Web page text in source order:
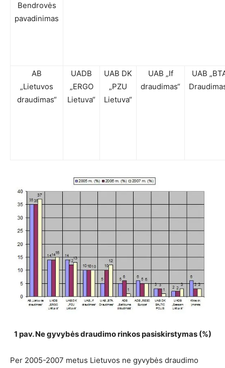
Bendrovės
pavadinimas
AB
„Lietuvos
draudimas“
UADB
„ERGO
Lietuva“
UAB DK
„PZU
Lietuva“
UAB „If
draudimas“
UAB
1 pav. Ne gyvybės draudimo rinkos pasiskirstymas (%)
Per 2005-2007 metus Lietuvos ne gyvybės draudimo